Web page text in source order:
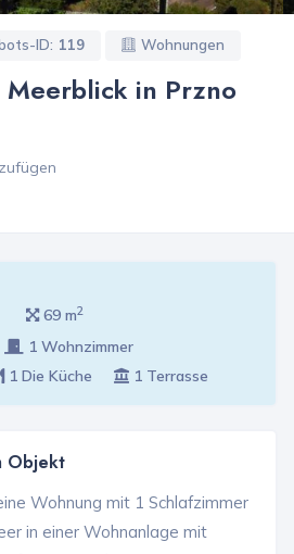
ID: 119 Wohnungen
in Przno
69 m2
1 Wohnzimmer
1 Die Küche 1 Terrasse
Objekt
Wohnung mit 1 Schlafzimmer
in einer Wohnanlage mit